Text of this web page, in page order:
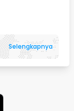
Selengkapnya